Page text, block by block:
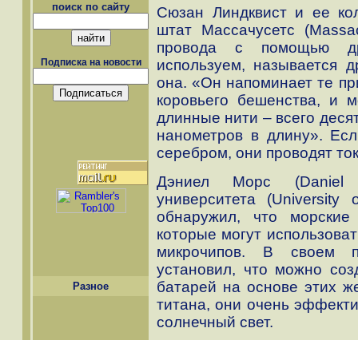
поиск по сайту
Подписка на новости
Разное
Сюзан Линдквист и ее
штат Массачусетс
провода с помощью
используем, называется
она. «Он напоминает те
коровьего бешенства, и
длинные нити – всего
нанометров в длину».
серебром, они проводят
Дэниел Морс (Daniel
университета (University
обнаружил, что
которые могут
микрочипов. В своем
установил, что можно
батарей на основе этих
титана, они очень
солнечный свет.